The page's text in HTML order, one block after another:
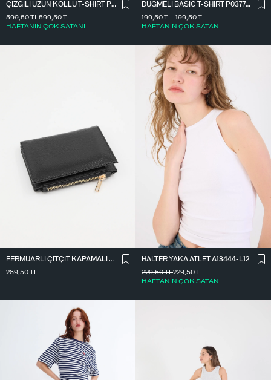
ÇIZGILI UZUN KOLLU T-SHIRT P10522
599,50TL
HAFTANIN ÇOK SATANI
599,50TL
DÜĞMELI BASIC T-SHIRT P0377-K12
199,50TL
HAFTANIN ÇOK SATANI
199,50TL
FERMUARLI ÇITÇIT KAPAMALI CÜZDAN CZDN118-F6
289,50TL
HALTER YAKA ATLET A13444-L12
229,50TL
HAFTANIN ÇOK SATANI
229,50TL